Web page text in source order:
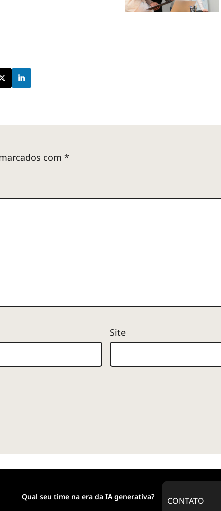
com *
Site
Qual seu time na era da IA generativa?
CONTATO